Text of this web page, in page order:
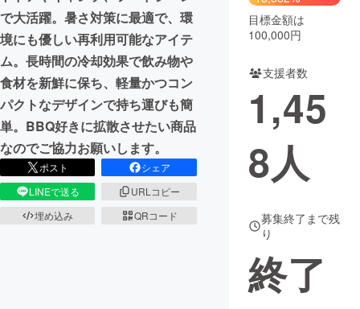
で大活躍。暑さ対策に最適で、環
境にも優しい再利用可能なアイテ
ム。長時間の冷却効果で飲み物や
食材を新鮮に保ち、軽量かつコン
パクトなデザインで持ち運びも簡
単。BBQ好きに拡散させたい商品
なのでご協力お願いします。
ポスト
シェア
LINEで送る
URLコピー
埋め込み
QRコード
目標金額は
100,000円
支援者数
1,45
8人
募集終了まで残
り
終了